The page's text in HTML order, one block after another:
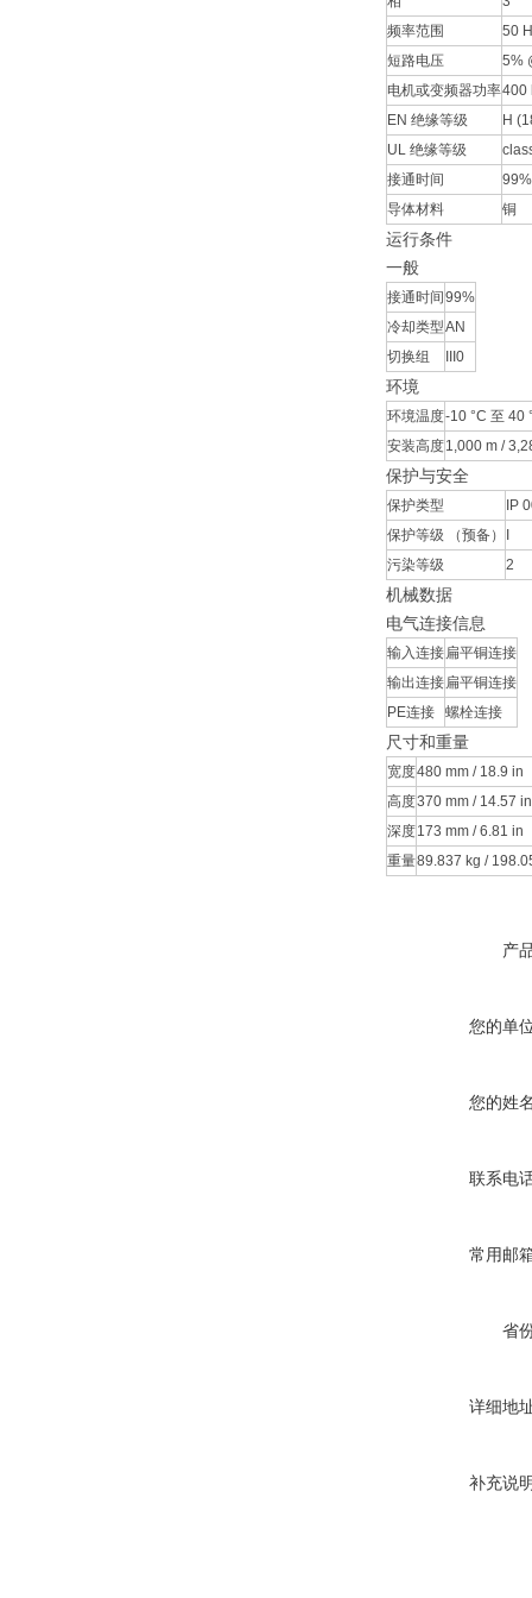
频率范围
50
短路电压
5%
电机或变频器功率400
EN 绝缘等级
H
UL 绝缘等级
接通时间
99%
导体材料
铜
运行条件
一般
接通时间 99%
冷却类型AN
切换组
III0
环境
环境温度-10 °C 至 40
安装高度1,000 m /
保护与安全
保护类型
IP
保护等级 （预备）
污染等级
2
机械数据
电气连接信息
输入连接扁平铜连接
输出连接扁平铜连接
PE连接
螺栓连接
尺寸和重量
宽度480 mm / 18.9 in
高度370 mm / 14.57 in
深度173 mm / 6.81 in
重量89.837 kg /
产
您的单
您的姓
联系电
常用邮
省
详细地
补充说